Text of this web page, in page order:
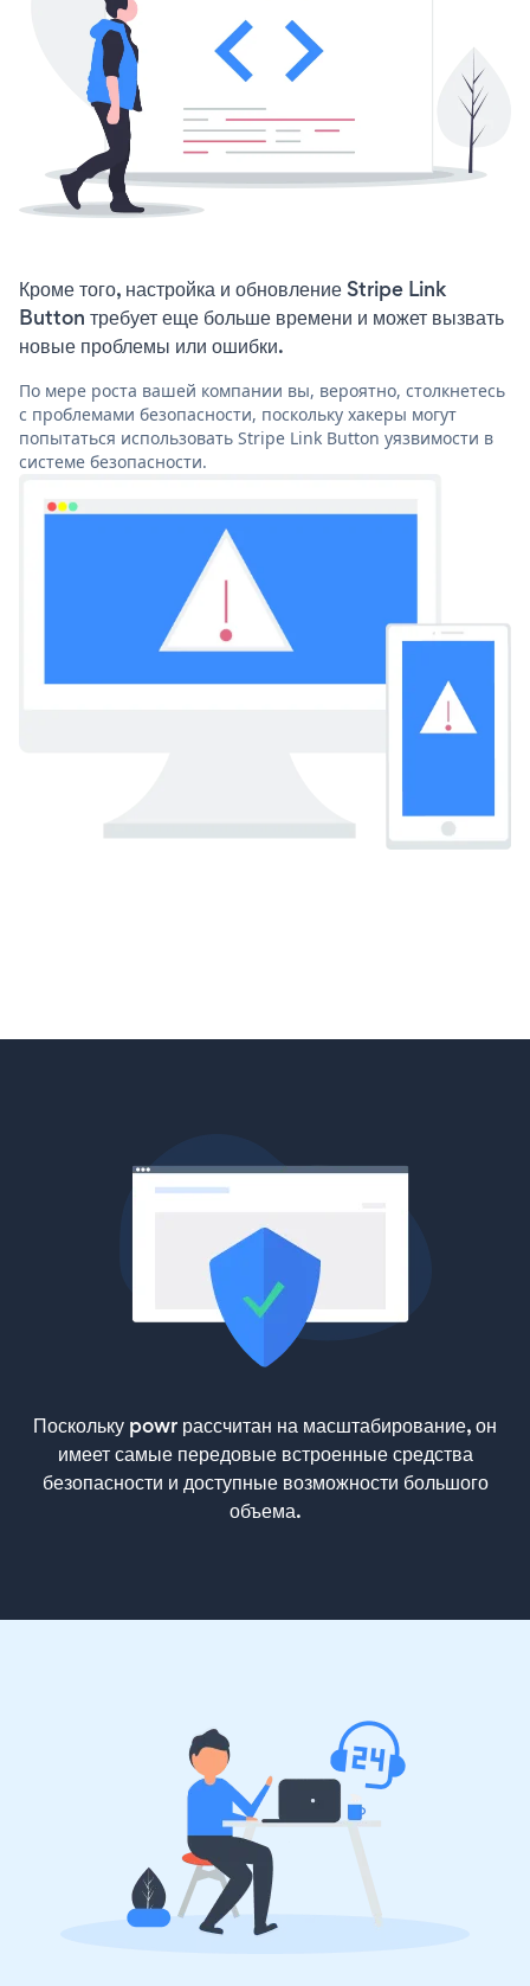
Кроме того, настройка и обновление Stripe Link
Button требует еще больше времени и может вызвать
новые проблемы или ошибки.
По мере роста вашей компании вы, вероятно, столкнетесь
с проблемами безопасности, поскольку хакеры могут
попытаться использовать Stripe Link Button уязвимости в
системе безопасности.
Поскольку powr рассчитан на масштабирование, он
имеет самые передовые встроенные средства
безопасности и доступные возможности большого
объема.